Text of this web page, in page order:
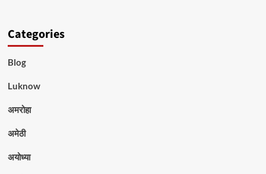
Categories
Blog
Luknow
अमरोहा
अमेठी
अयोध्या